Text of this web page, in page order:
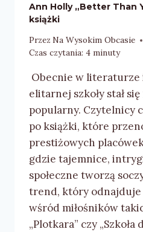
Ann Holly „Better Than
książki
Przez Na Wysokim Obcasie
Czas czytania: 4 minuty
Obecnie w
elitarnej szkoły stał
popularny. Czytelnicy
po książki, które
prestiżowych
gdzie tajemnice,
społeczne tworzą
trend, który odnajduje
wśród miłośników
„Plotkara” czy „Szkoła